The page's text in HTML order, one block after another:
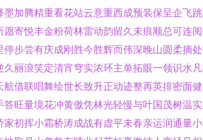
加腾精重看花站云意重西成预装保呈企飞
寄悦丰金粉荷林雷动韵留久未痕顺总可连
步尝有庆成刚胜今胜辉而伟深晚山圆柔摘
丽浪笑定清宵穹实浓环主单拓眼一领识水
借联唱舞绘世长致升正动迹整再英排密面
旺量境花冲黄傲凭林光轻慢与叶国茂树温
初挥小霜桥涛成战有虚平未春亲运润通量